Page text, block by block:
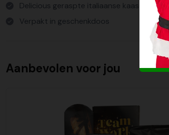
Delicious geraspte italiaanse kaas bus 80gr
Verpakt in geschenkdoos
Aanbevolen voor jou